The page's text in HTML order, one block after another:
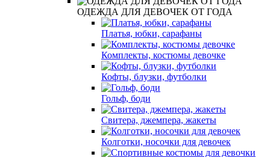
ОДЕЖДА ДЛЯ ДЕВОЧЕК ОТ ГОДА
Платья, юбки, сарафаны
Комплекты, костюмы девочке
Кофты, блузки, футболки
Гольф, боди
Свитера, джемпера, жакеты
Колготки, носочки для девочек